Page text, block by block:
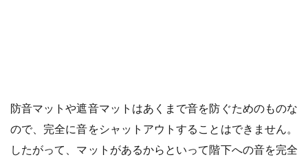
防音マットや遮音マットはあくまで音を防ぐためのものな
ので、完全に音をシャットアウトすることはできません。
したがって、マットがあるからといって階下への音を完全